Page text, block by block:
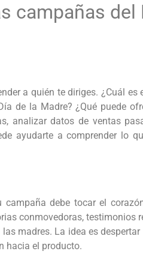
campañas del
a quién te diriges. ¿Cuál es
de la Madre? ¿Qué puede
analizar datos de ventas
ayudarte a comprender lo
campaña debe tocar el
conmovedoras, testimonios
madres. La idea es despertar
hacia el producto.